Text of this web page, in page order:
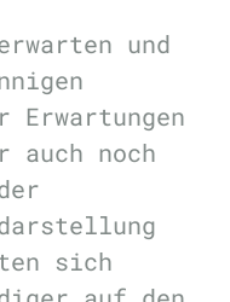
und
Erwartungen
auch noch
sich